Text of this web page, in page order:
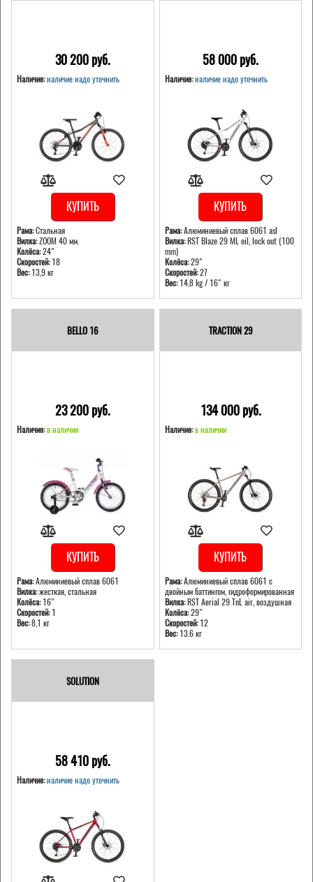
30 200 pуб.
Наличие:наличие надо уточнить
КУПИТЬ
Рама:Стальная
Вилка:ZOOM 40 мм.
Колёса:24"
Скоростей:18
Вес:13,9 кг
58 000 pуб.
Наличие: наличие надо уточнить
КУПИТЬ
Рама:Алюминиевый сплав 6061 asl
Вилка:RST Blaze 29 ML oil, lock out (100
mm)
Колёса:29"
Скоростей:27
Вес:14,8 kg / 16" кг
BELLO 16
23 200 pуб.
Наличие:в наличии
КУПИТЬ
Рама:Алюминиевый сплав 6061
Вилка:жесткая, стальная
Колёса:16"
Скоростей:1
Вес:8,1 кг
TRACTION 29
134 000 pуб.
Наличие: в наличии
КУПИТЬ
Рама:Алюминиевый сплав 6061 с
двойным баттингом, гидроформированная
Вилка:RST Aerial 29 TnL air, воздушная
Колёса:29"
Скоростей:12
Вес:13.6 кг
SOLUTION
58 410 pуб.
Наличие:наличие надо уточнить